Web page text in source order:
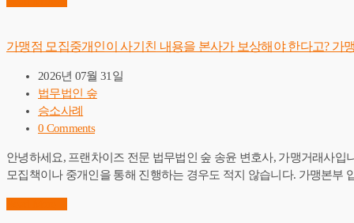
가맹점 모집중개인이 사기친 내용을 본사가 보상해야 한다고? 가
2026년 07월 31일
법무법인 숲
승소사례
0 Comments
안녕하세요, 프랜차이즈 전문 법무법인 숲 송윤 변호사, 가맹거래사
모집책이나 중개인을 통해 진행하는 경우도 적지 않습니다. 가맹본